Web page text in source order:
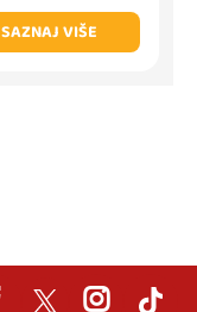
SAZNAJ VIŠE